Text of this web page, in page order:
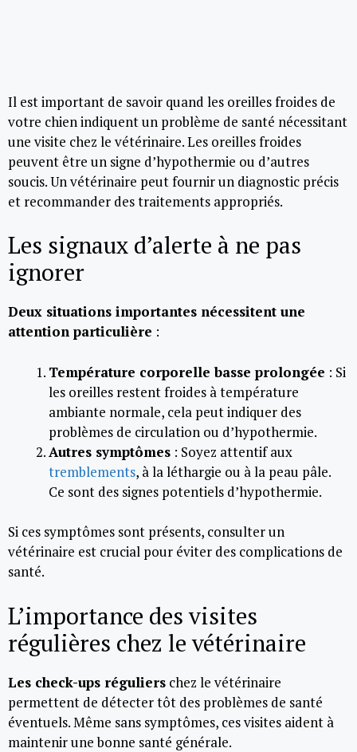
Il est important de savoir quand les oreilles froides de
votre chien indiquent un problème de santé nécessitant
une visite chez le vétérinaire. Les oreilles froides
peuvent être un signe d’hypothermie ou d’autres
soucis. Un vétérinaire peut fournir un diagnostic précis
et recommander des traitements appropriés.
Les signaux d’alerte à ne pas
ignorer
Deux situations importantes nécessitent une
attention particulière :
Température corporelle basse prolongée : Si
les oreilles restent froides à température
ambiante normale, cela peut indiquer des
problèmes de circulation ou d’hypothermie.
Autres symptômes : Soyez attentif aux
tremblements, à la léthargie ou à la peau pâle.
Ce sont des signes potentiels d’hypothermie.
Si ces symptômes sont présents, consulter un
vétérinaire est crucial pour éviter des complications de
santé.
L’importance des visites
régulières chez le vétérinaire
Les check-ups réguliers chez le vétérinaire
permettent de détecter tôt des problèmes de santé
éventuels. Même sans symptômes, ces visites aident à
maintenir une bonne santé générale.